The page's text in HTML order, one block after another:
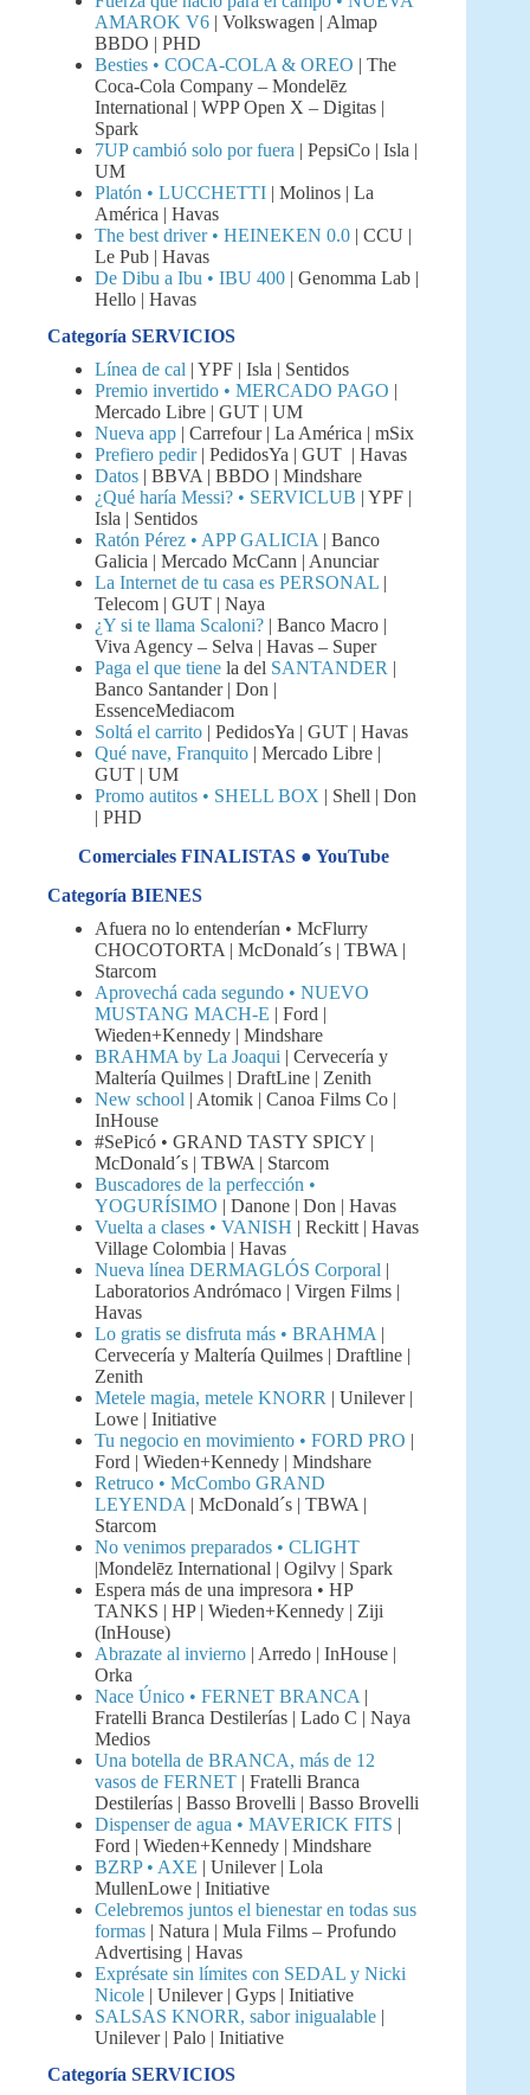
AMAROK V6 | Volkswagen | Almap
BBDO | PHD
Besties • COCA-COLA & OREO | The
Coca-Cola Company – Mondelēz
International | WPP Open X – Digitas |
Spark
7UP cambió solo por fuera | PepsiCo | Isla |
UM
Platón • LUCCHETTI | Molinos | La
América | Havas
The best driver • HEINEKEN 0.0 | CCU |
Le Pub | Havas
De Dibu a Ibu • IBU 400 | Genomma Lab |
Hello | Havas
Categoría SERVICIOS
Línea de cal | YPF | Isla | Sentidos
Premio invertido • MERCADO PAGO |
Mercado Libre | GUT | UM
Nueva app | Carrefour | La América | mSix
Prefiero pedir| PedidosYa | GUT | Havas
Datos | BBVA | BBDO | Mindshare
¿Qué haría Messi? • SERVICLUB | YPF |
Isla | Sentidos
Ratón Pérez • APP GALICIA | Banco
Galicia | Mercado McCann | Anunciar
La Internet de tu casa es PERSONAL |
Telecom | GUT | Naya
¿Y si te llama Scaloni? | Banco Macro |
Viva Agency – Selva | Havas – Super
Paga el que tiene la del SANTANDER |
Banco Santander | Don |
EssenceMediacom
Soltá el carrito | PedidosYa | GUT | Havas
Qué nave, Franquito | Mercado Libre |
GUT | UM
Promo autitos • SHELL BOX | Shell | Don
| PHD
Comerciales FINALISTAS ● YouTube
Categoría BIENES
Afuera no lo entenderían • McFlurry
CHOCOTORTA | McDonald´s | TBWA |
Starcom
Aprovechá cada segundo • NUEVO
MUSTANG MACH-E | Ford |
Wieden+Kennedy | Mindshare
BRAHMA by La Joaqui | Cervecería y
Maltería Quilmes | DraftLine | Zenith
New school | Atomik | Canoa Films Co |
InHouse
#SePicó • GRAND TASTY SPICY |
McDonald´s | TBWA | Starcom
Buscadores de la perfección •
YOGURÍSIMO | Danone | Don | Havas
Vuelta a clases • VANISH | Reckitt | Havas
Village Colombia | Havas
Nueva línea DERMAGLÓS Corporal |
Laboratorios Andrómaco | Virgen Films |
Havas
Lo gratis se disfruta más • BRAHMA |
Cervecería y Maltería Quilmes | Draftline |
Zenith
Metele magia, metele KNORR | Unilever |
Lowe | Initiative
Tu negocio en movimiento • FORD PRO |
Ford | Wieden+Kennedy | Mindshare
Retruco • McCombo GRAND
LEYENDA | McDonald´s | TBWA |
Starcom
No venimos preparados • CLIGHT
|Mondelēz International | Ogilvy | Spark
Espera más de una impresora • HP
TANKS | HP | Wieden+Kennedy | Ziji
(InHouse)
Abrazate al invierno | Arredo | InHouse |
Orka
Nace Único • FERNET BRANCA |
Fratelli Branca Destilerías | Lado C | Naya
Medios
Una botella de BRANCA, más de 12
vasos de FERNET | Fratelli Branca
Destilerías | Basso Brovelli | Basso Brovelli
Dispenser de agua • MAVERICK FITS |
Ford | Wieden+Kennedy | Mindshare
BZRP • AXE | Unilever | Lola
MullenLowe | Initiative
Celebremos juntos el bienestar en todas sus
formas | Natura | Mula Films – Profundo
Advertising | Havas
Exprésate sin límites con SEDAL y Nicki
Nicole | Unilever | Gyps | Initiative
SALSAS KNORR, sabor inigualable |
Unilever | Palo | Initiative
Categoría SERVICIOS